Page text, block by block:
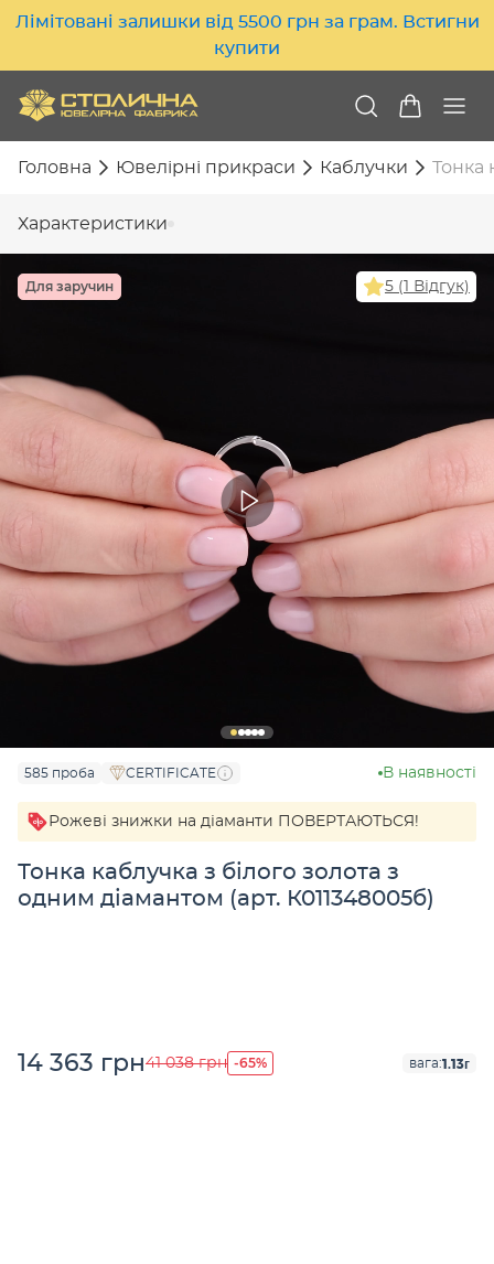
Лімітовані залишки від 5500 грн за грам. Встигни
купити
Головна Ювелірні прикраси Каблучки Тонка
Характеристики
Для заручин 5 (1 Відгук)
585 проба CERTIFICATE В наявності
Рожеві знижки на діаманти ПОВЕРТАЮТЬСЯ!
Тонка каблучка з білого золота з
одним діамантом (арт. К011348005б)
14 363 грн41 038 грн -65% вага:1.13г